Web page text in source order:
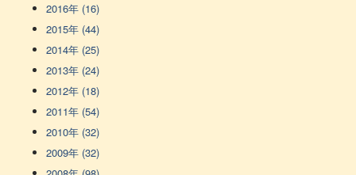
2016年 (16)
2015年 (44)
2014年 (25)
2013年 (24)
2012年 (18)
2011年 (54)
2010年 (32)
2009年 (32)